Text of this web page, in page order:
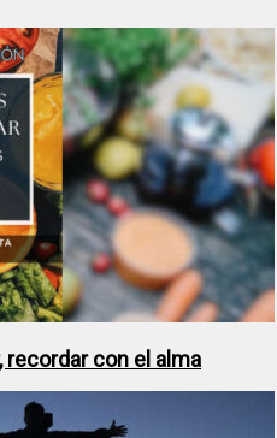
recordar con el alma